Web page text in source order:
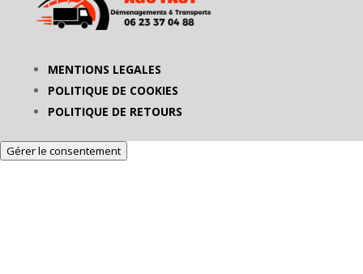
MENTIONS LEGALES
POLITIQUE DE COOKIES
POLITIQUE DE RETOURS
Gérer le consentement